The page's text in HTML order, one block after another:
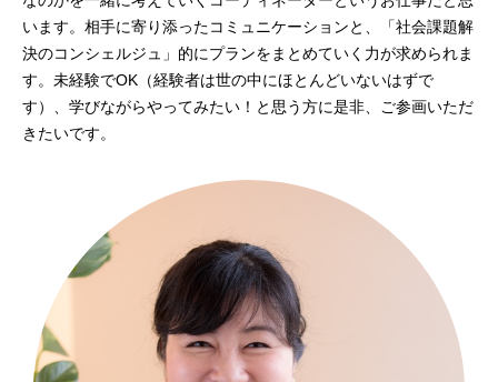
います。相手に寄り添ったコミュニケーションと、「社会課題解
決のコンシェルジュ」的にプランをまとめていく力が求められま
す。未経験でOK（経験者は世の中にほとんどいないはずで
す）、学びながらやってみたい！と思う方に是非、ご参画いただ
きたいです。